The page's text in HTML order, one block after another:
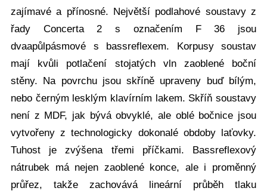
zajímavé a přínosné. Největší podlahové soustavy z
řady Concerta 2 s označením F 36 jsou
dvaapůlpásmové s bassreflexem. Korpusy soustav
mají kvůli potlačení stojatých vln zaoblené boční
stěny. Na povrchu jsou skříně upraveny buď bílým,
nebo černým lesklým klavírním lakem. Skříň soustavy
není z MDF, jak bývá obvyklé, ale oblé bočnice jsou
vytvořeny z technologicky dokonalé obdoby laťovky.
Tuhost je zvýšena třemi příčkami. Bassreflexový
nátrubek má nejen zaoblené konce, ale i proměnný
průřez, takže zachovává lineární průběh tlaku